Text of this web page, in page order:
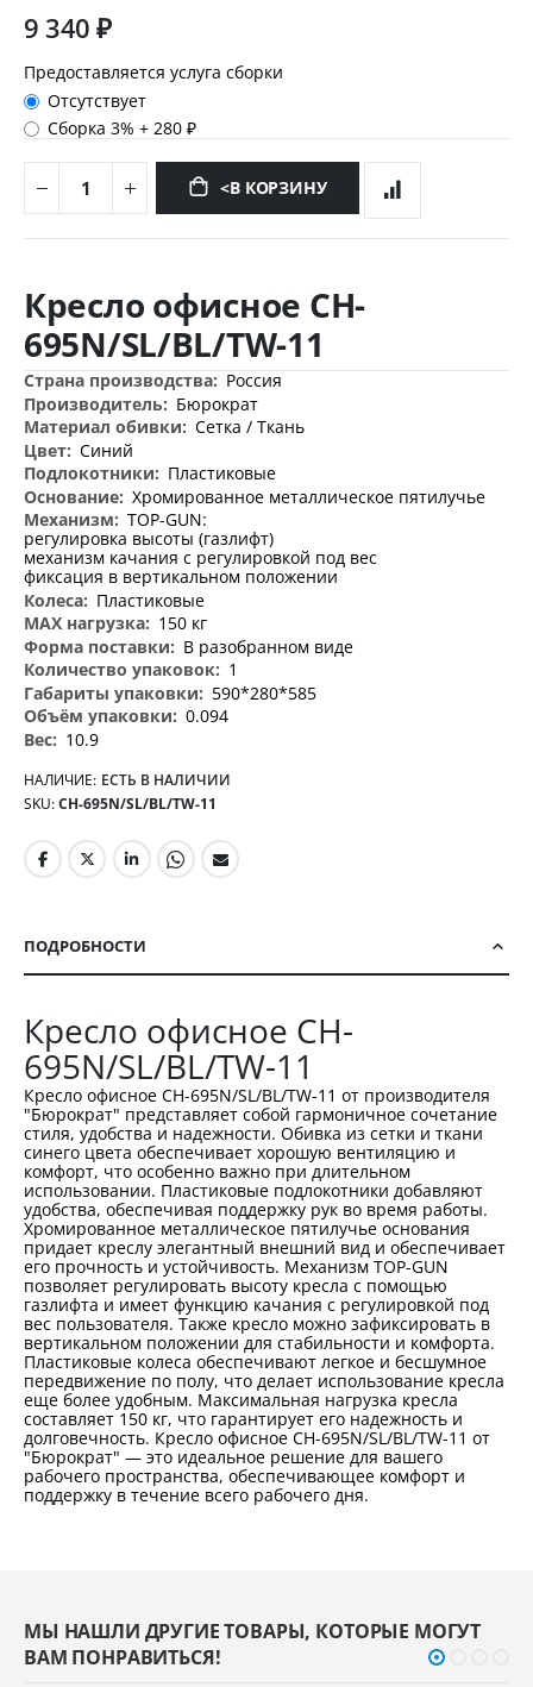
9 340 ₽
Предоставляется услуга сборки
Отсутствует
Сборка 3%+280 ₽
<В КОРЗИНУ
к
началу
галереи
изображений
Кресло офисное CH-
695N/SL/BL/TW-11
Дополнительная
информация
Россия
Бюрократ
Сетка / Ткань
Синий
Пластиковые
Хромированное металлическое пятилучье
TOP-GUN:
регулировка высоты (газлифт)
механизм качания с регулировкой под вес
фиксация в вертикальном положении
Пластиковые
150 кг
В разобранном виде
1
590*280*585
0.094
10.9
НАЛИЧИЕ: ЕСТЬ В НАЛИЧИИ
SKU CH-695N/SL/BL/TW-11
ПОДРОБНОСТИ
Кресло офисное CH-
695N/SL/BL/TW-11
Кресло офисное CH-695N/SL/BL/TW-11 от производителя
"Бюрократ" представляет собой гармоничное сочетание
стиля, удобства и надежности. Обивка из сетки и ткани
синего цвета обеспечивает хорошую вентиляцию и
комфорт, что особенно важно при длительном
использовании. Пластиковые подлокотники добавляют
удобства, обеспечивая поддержку рук во время работы.
Хромированное металлическое пятилучье основания
придает креслу элегантный внешний вид и обеспечивает
его прочность и устойчивость. Механизм TOP-GUN
позволяет регулировать высоту кресла с помощью
газлифта и имеет функцию качания с регулировкой под
вес пользователя. Также кресло можно зафиксировать в
вертикальном положении для стабильности и комфорта.
Пластиковые колеса обеспечивают легкое и бесшумное
передвижение по полу, что делает использование кресла
еще более удобным. Максимальная нагрузка кресла
составляет 150 кг, что гарантирует его надежность и
долговечность. Кресло офисное CH-695N/SL/BL/TW-11 от
"Бюрократ" — это идеальное решение для вашего
рабочего пространства, обеспечивающее комфорт и
поддержку в течение всего рабочего дня.
МЫ НАШЛИ ДРУГИЕ ТОВАРЫ, КОТОРЫЕ МОГУТ
ВАМ ПОНРАВИТЬСЯ!